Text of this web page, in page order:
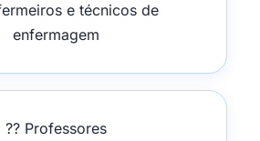
e técnicos de
enfermagem
?‍? Professores